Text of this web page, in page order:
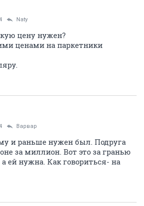
Naty
цену нужен?
ценами на паркетники
Варвар
и раньше нужен был. Подруга
за миллион. Вот это за гранью
ей нужна. Как говориться- на